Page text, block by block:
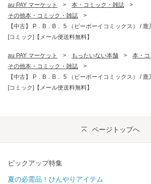
au PAY マーケット > 本・コミック・雑誌
>
その他本・コミック・雑誌
>
【中古】 P．B．B． 5 （ビーボーイコミックス） /
[コミック]【メール便送料無料】
au PAY マーケット > もったいない本舗 > 本・
その他本・コミック・雑誌
>
【中古】 P．B．B． 5 （ビーボーイコミックス） /
[コミック]【メール便送料無料】
ページトップへ
ピックアップ特集
夏の必需品！ひんやりアイテム